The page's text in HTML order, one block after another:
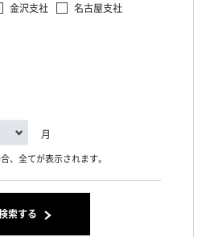
金沢支社
名古屋支社
月
、全てが表示されます。
索する